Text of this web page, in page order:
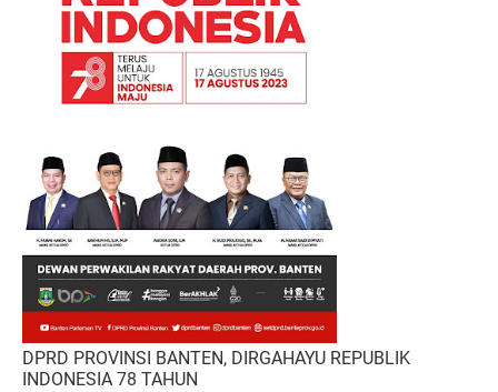
DPRD PROVINSI BANTEN, DIRGAHAYU REPUBLIK
INDONESIA 78 TAHUN